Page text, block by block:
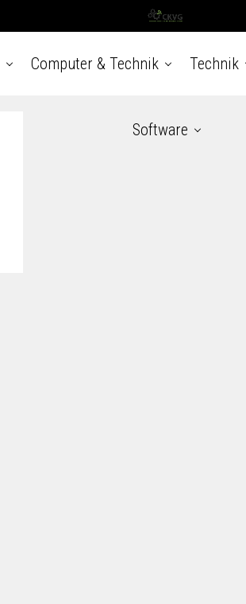
Computer & Technik Technik
Software